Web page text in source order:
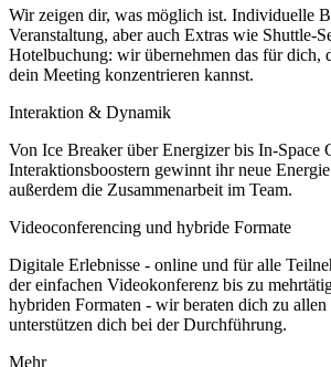
Wir zeigen dir, was möglich ist. Individuelle
Veranstaltung, aber auch Extras wie Shuttle-
Hotelbuchung: wir übernehmen das für dich,
dein Meeting konzentrieren kannst.
Interaktion & Dynamik
Von Ice Breaker über Energizer bis In-Space
Interaktionsboostern gewinnt ihr neue
außerdem die Zusammenarbeit im Team.
Videoconferencing und hybride Formate
Digitale Erlebnisse - online und für alle
der einfachen Videokonferenz bis zu
hybriden Formaten - wir beraten dich zu
unterstützen dich bei der Durchführung.
Mehr